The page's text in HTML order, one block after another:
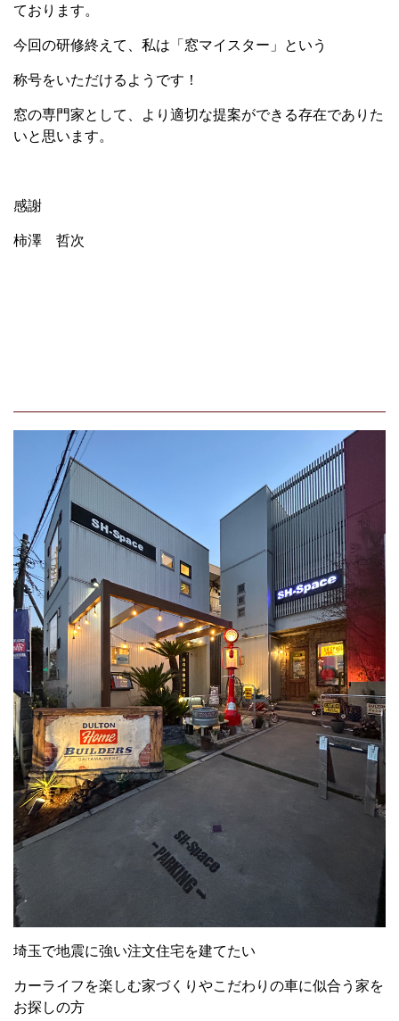
ております。
今回の研修終えて、私は「窓マイスター」という
称号をいただけるようです！
窓の専門家として、より適切な提案ができる存在でありた
いと思います。
感謝
柿澤 哲次
埼玉で地震に強い注文住宅を建てたい
カーライフを楽しむ家づくりやこだわりの車に似合う家を
お探しの方